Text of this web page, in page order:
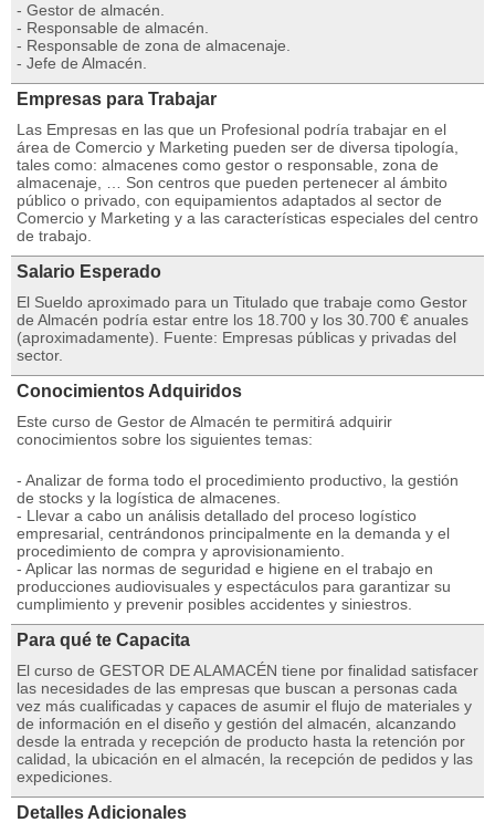
- Gestor de almacén.
- Responsable de almacén.
- Responsable de zona de almacenaje.
- Jefe de Almacén.
Empresas para Trabajar
Las Empresas en las que un Profesional podría trabajar en el
área de Comercio y Marketing pueden ser de diversa tipología,
tales como: almacenes como gestor o responsable, zona de
almacenaje, … Son centros que pueden pertenecer al ámbito
público o privado, con equipamientos adaptados al sector de
Comercio y Marketing y a las características especiales del centro
de trabajo.
Salario Esperado
El Sueldo aproximado para un Titulado que trabaje como Gestor
de Almacén podría estar entre los 18.700 y los 30.700 € anuales
(aproximadamente). Fuente: Empresas públicas y privadas del
sector.
Conocimientos Adquiridos
Este curso de Gestor de Almacén te permitirá adquirir
conocimientos sobre los siguientes temas:
- Analizar de forma todo el procedimiento productivo, la gestión
de stocks y la logística de almacenes.
- Llevar a cabo un análisis detallado del proceso logístico
empresarial, centrándonos principalmente en la demanda y el
procedimiento de compra y aprovisionamiento.
- Aplicar las normas de seguridad e higiene en el trabajo en
producciones audiovisuales y espectáculos para garantizar su
cumplimiento y prevenir posibles accidentes y siniestros.
Para qué te Capacita
El curso de GESTOR DE ALAMACÉN tiene por finalidad satisfacer
las necesidades de las empresas que buscan a personas cada
vez más cualificadas y capaces de asumir el flujo de materiales y
de información en el diseño y gestión del almacén, alcanzando
desde la entrada y recepción de producto hasta la retención por
calidad, la ubicación en el almacén, la recepción de pedidos y las
expediciones.
Detalles Adicionales